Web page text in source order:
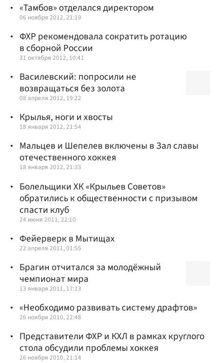
«Тамбов» отделался директором
06 ноября 2012, 21:19
ФХР рекомендовала сократить ротацию
в сборной России
31 октября 2012, 10:41
Василевский: попросили не
возвращаться без золота
08 апреля 2012, 19:22
Крылья, ноги и хвосты
18 января 2012, 21:54
Мальцев и Шепелев включены в Зал славы
отечественного хоккея
18 января 2012, 21:33
Болельщики ХК «Крыльев Советов»
обратились к общественности с призывом
спасти клуб
24 июня 2011, 22:10
Фейерверк в Мытищах
22 апреля 2011, 01:55
Брагин отчитался за молодёжный
чемпионат мира
13 января 2011, 17:13
«Необходимо развивать систему драфтов»
26 ноября 2010, 22:48
Представители ФХР и КХЛ в рамках круглого
стола обсудили проблемы хоккея
26 ноября 2010, 21:14